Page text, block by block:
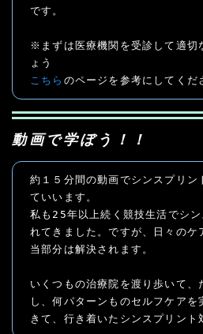
です。
※まずは医療機関を受診して適切
こちら のページを参考にしてくだ
動画で学ぼう！！
約１５分間の動画でシンスプリン
ていいます。
私も25年以上続く競技生活でシ
れてきました。ですが、日々のケ
当部分は解決されます。
いくつもの治療院を渡り歩いて、
し、何パターンものセルフケアを
きて、行き着いたシンスプリント